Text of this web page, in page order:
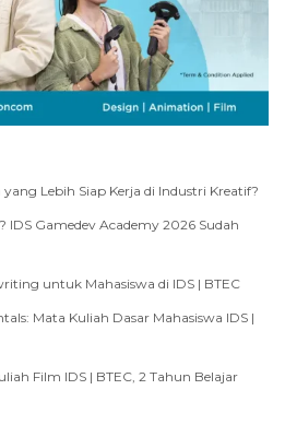
Lebih Siap Kerja di Industri Kreatif?
IDS Gamedev Academy 2026 Sudah
untuk Mahasiswa di IDS | BTEC
Mata Kuliah Dasar Mahasiswa IDS |
Film IDS | BTEC, 2 Tahun Belajar